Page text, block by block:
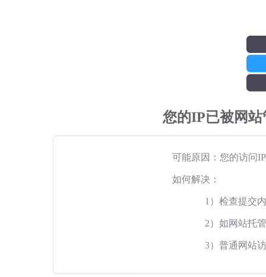
您的IP已被网
可能原因：您的访问
如何解决：
1）检查提交
2）如网站托
3）普通网站